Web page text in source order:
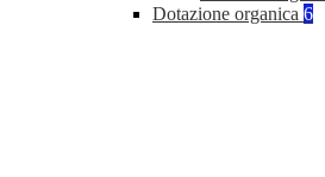
Dotazione organica 6